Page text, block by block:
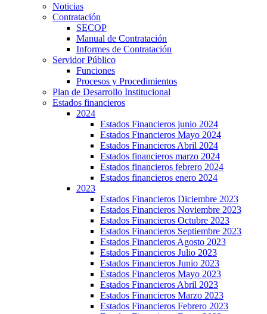
Noticias
Contratación
SECOP
Manual de Contratación
Informes de Contratación
Servidor Público
Funciones
Procesos y Procedimientos
Plan de Desarrollo Institucional
Estados financieros
2024
Estados Financieros junio 2024
Estados Financieros Mayo 2024
Estados Financieros Abril 2024
Estados financieros marzo 2024
Estados financieros febrero 2024
Estados financieros enero 2024
2023
Estados Financieros Diciembre 2023
Estados Financieros Noviembre 2023
Estados Financieros Octubre 2023
Estados Financieros Septiembre 2023
Estados Financieros Agosto 2023
Estados Financieros Julio 2023
Estados Financieros Junio 2023
Estados Financieros Mayo 2023
Estados Financieros Abril 2023
Estados Financieros Marzo 2023
Estados Financieros Febrero 2023